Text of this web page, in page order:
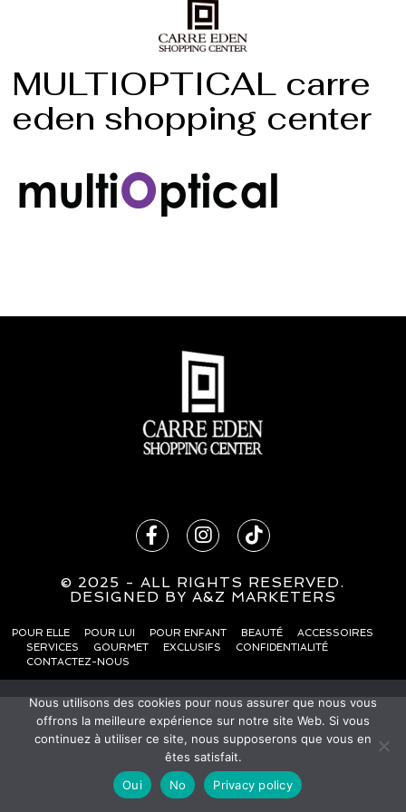
MULTIOPTICAL carre
eden shopping center
© 2025 - ALL RIGHTS RESERVED.
DESIGNED BY A&Z MARKETERS
POUR ELLE POUR LUI POUR ENFANT BEAUTÉ
ACCESSOIRES
SERVICES
GOURMET EXCLUSIFS
CONFIDENTIALITÉ
CONTACTEZ-NOUS
Nous utilisons des cookies pour nous assurer que nous vous
offrons la meilleure expérience sur notre site Web. Si vous
continuez à utiliser ce site, nous supposerons que vous en
êtes satisfait.
Oui
No Privacy policy